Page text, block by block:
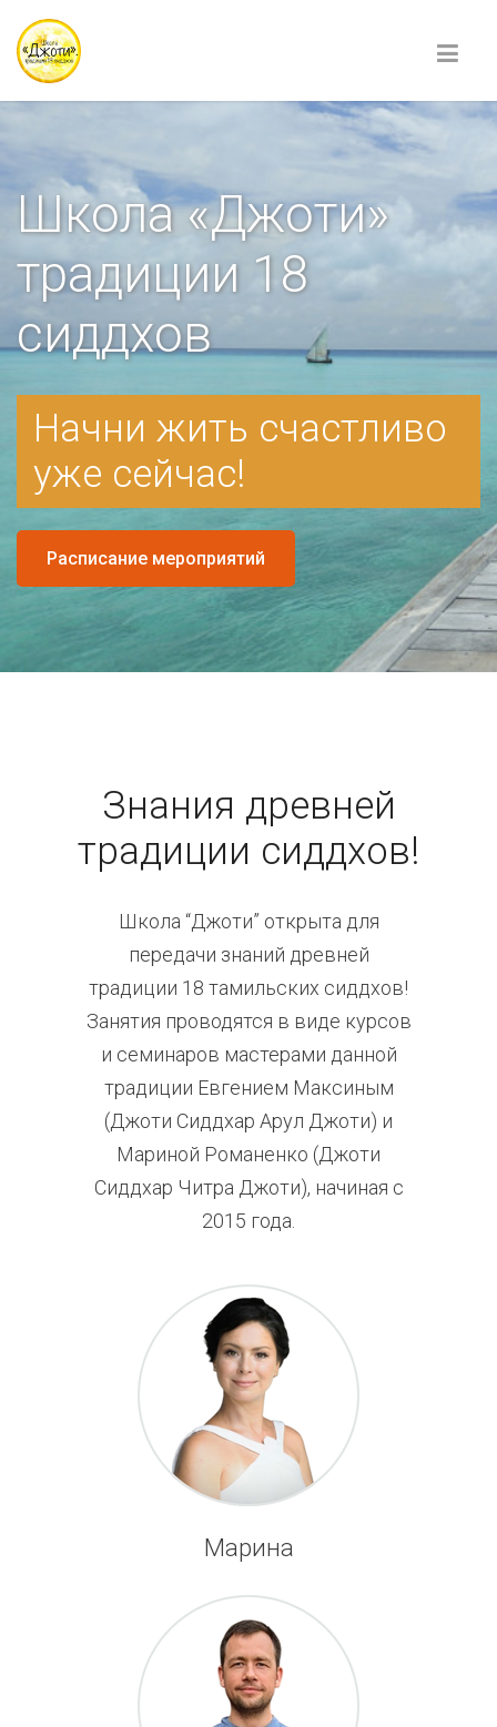
Школа «Джоти»
традиции 18
сиддхов
Начни жить счастливо
уже сейчас!
Расписание мероприятий
Знания древней
традиции сиддхов!
Школа “Джоти” открыта для
передачи знаний древней
традиции 18 тамильских сиддхов!
Занятия проводятся в виде курсов
и семинаров мастерами данной
традиции Евгением Максиным
(Джоти Сиддхар Арул Джоти) и
Мариной Романенко (Джоти
Сиддхар Читра Джоти), начиная с
2015 года.
Марина